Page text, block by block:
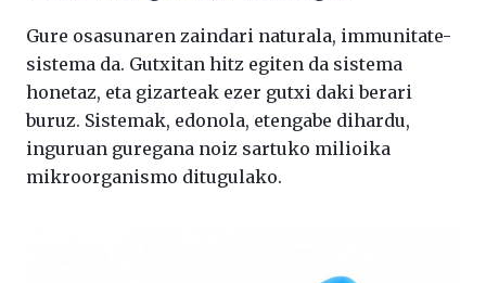
Gure osasunaren zaindari naturala, immunitate-
sistema da. Gutxitan hitz egiten da sistema
honetaz, eta gizarteak ezer gutxi daki berari
buruz. Sistemak, edonola, etengabe dihardu,
inguruan guregana noiz sartuko milioika
mikroorganismo ditugulako.